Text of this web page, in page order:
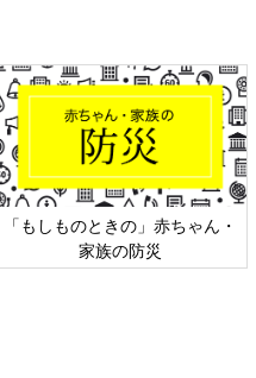
「もしものときの」赤ちゃん・
家族の防災